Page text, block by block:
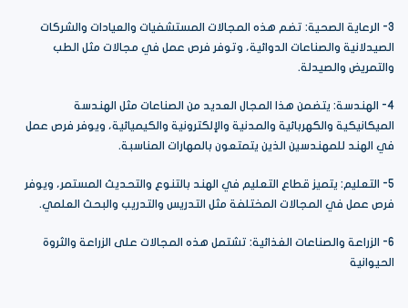
3- الرعاية الصحية: تضم هذه المجالات المستشفيات والعيادات والشركات
الصيدلانية والصناعات الدوائية، وتوفر فرص عمل في مجالات مثل الطب
والتمريض والصيدلة.
4- الهندسة: يتضمن هذا المجال العديد من الصناعات مثل الهندسة
الميكانيكية والكهربائية والمدنية والإلكترونية والكيميائية، ويوفر فرص عمل
في الهند للمهندسين الذين يتمتعون بالمهارات المناسبة.
5- التعليم: يتميز قطاع التعليم في الهند بالتنوع والتحديث المستمر، ويوفر
فرص عمل في المجالات المختلفة مثل التدريس والتدريب والبحث العلمي.
6- الزراعة والصناعات الغذائية: تشتمل هذه المجالات على الزراعة والثروة
الحيوانية